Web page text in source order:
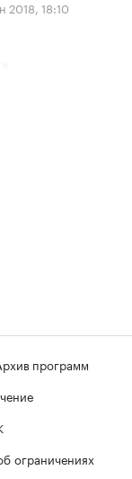
2018, 18:10
программ
ограничениях